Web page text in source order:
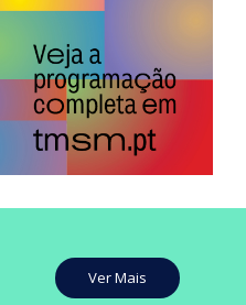
Ver Mais